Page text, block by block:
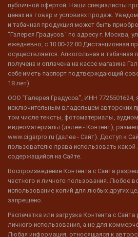
публичной офертой. Наши специалисты
ценах на товар и условиях продаж.
и табачная продукция может быть
"Галерея Градусов" по адресу г. Москва,
ежедневно, с 10:00-22:00 Дистанционная
осуществляется. Алкогольная и табачная
получена и оплачена на кассе магазина
себе иметь паспорт подтверждающий
18 лет)
ООО "Галерея Градусов", ИНН 7725501624,
исключительным владельцем авторских
том числе тексты, фотоматериалы,
видеоматериалы (далее - Контент),
www.cigarpro.ru (далее - Сайт). Доступ к
пользователю права использовать
содержащийся на Сайте.
Воспроизведение Контента с Сайта
частного и личного пользования. Любое
использование копий для любых других
запрещено.
Распечатка или загрузка Контента с
личного использования, а не для
Любая информация, относящаяся к